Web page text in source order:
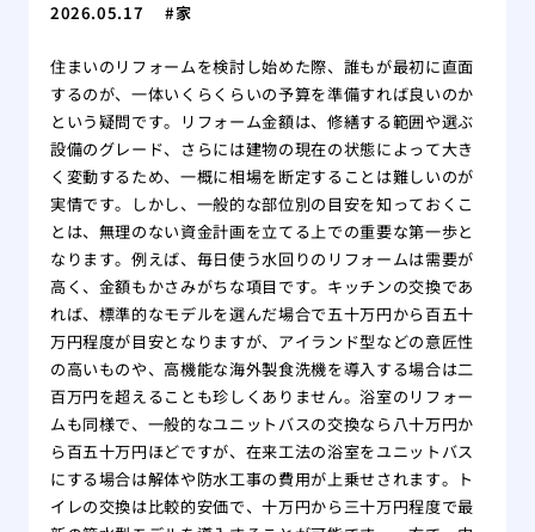
2026.05.17 家
住まいのリフォームを検討し始めた際、誰もが最初に直面
するのが、一体いくらくらいの予算を準備すれば良いのか
という疑問です。リフォーム金額は、修繕する範囲や選ぶ
設備のグレード、さらには建物の現在の状態によって大き
く変動するため、一概に相場を断定することは難しいのが
実情です。しかし、一般的な部位別の目安を知っておくこ
とは、無理のない資金計画を立てる上での重要な第一歩と
なります。例えば、毎日使う水回りのリフォームは需要が
高く、金額もかさみがちな項目です。キッチンの交換であ
れば、標準的なモデルを選んだ場合で五十万円から百五十
万円程度が目安となりますが、アイランド型などの意匠性
の高いものや、高機能な海外製食洗機を導入する場合は二
百万円を超えることも珍しくありません。浴室のリフォー
ムも同様で、一般的なユニットバスの交換なら八十万円か
ら百五十万円ほどですが、在来工法の浴室をユニットバス
にする場合は解体や防水工事の費用が上乗せされます。ト
イレの交換は比較的安価で、十万円から三十万円程度で最